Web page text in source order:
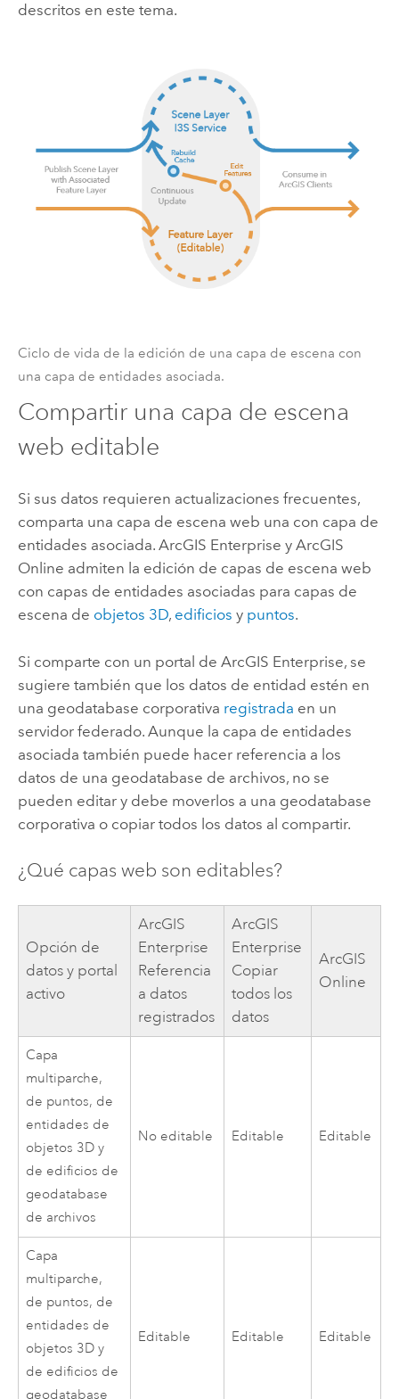
descritos en este tema.
Ciclo de vida de la edición de una capa de escena con
una capa de entidades asociada.
Compartir una capa de escena
web editable
Si sus datos requieren actualizaciones frecuentes,
comparta una capa de escena web una con capa de
entidades asociada. ArcGIS Enterprise y ArcGIS
Online admiten la edición de capas de escena web
con capas de entidades asociadas para capas de
escena de objetos 3D, edificios y puntos.
Si comparte con un portal de ArcGIS Enterprise, se
sugiere también que los datos de entidad estén en
una geodatabase corporativa registrada en un
servidor federado. Aunque la capa de entidades
asociada también puede hacer referencia a los
datos de una geodatabase de archivos, no se
pueden editar y debe moverlos a una geodatabase
corporativa o copiar todos los datos al compartir.
¿Qué capas web son editables?
Opción de
datos y portal
activo
ArcGIS
Enterprise
Referencia
a datos
registrados
ArcGIS
Enterprise
Copiar
todos los
datos
ArcGIS
Online
Capa
multiparche,
de puntos, de
entidades de
objetos 3D y
de edificios de
geodatabase
de archivos
No editable Editable Editable
Capa
multiparche,
de puntos, de
entidades de
objetos 3D y
de edificios de
geodatabase
Editable Editable Editable